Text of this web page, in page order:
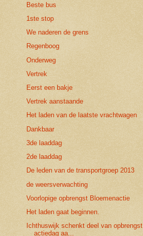
Beste bus
1ste stop
We naderen de grens
Regenboog
Onderweg
Vertrek
Eerst een bakje
Vertrek aanstaande
Het laden van de laatste vrachtwagen
Dankbaar
3de laaddag
2de laaddag
De leden van de transportgroep 2013
de weersverwachting
Voorlopige opbrengst Bloemenactie
Het laden gaat beginnen.
Ichthuswijk schenkt deel van opbrengst
actiedag aa...